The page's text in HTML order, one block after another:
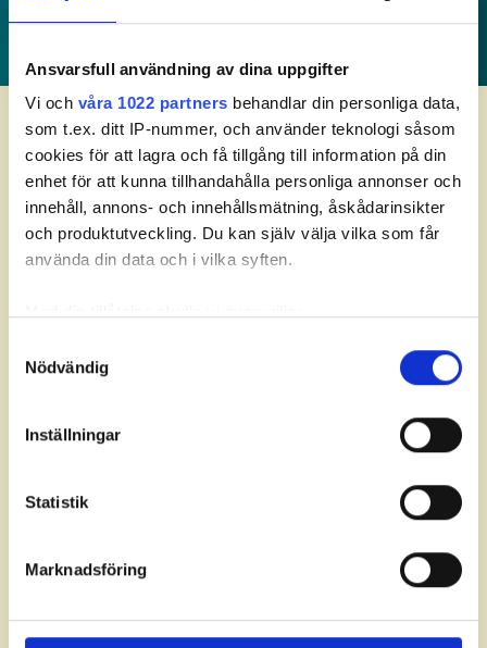
Ansvarsfull användning av dina uppgifter
Vi och våra 1022 partners behandlar din personliga data,
som t.ex. ditt IP-nummer, och använder teknologi såsom
cookies för att lagra och få tillgång till information på din
enhet för att kunna tillhandahålla personliga annonser och
innehåll, annons- och innehållsmätning, åskådarinsikter
och produktutveckling. Du kan själv välja vilka som får
använda din data och i vilka syften.
kan ha en noggrannhet på upp till flera meter
Ta reda på mer om hur dina personliga uppgifter
Du kan ändra eller dra tillbaka ditt samtycke när som
Vi använder enhetsidentifierare för att anpassa innehållet
för sociala medier och analysera vår trafik. Vi
Nödvändig
Inställningar
Statistik
Marknadsföring
Partners